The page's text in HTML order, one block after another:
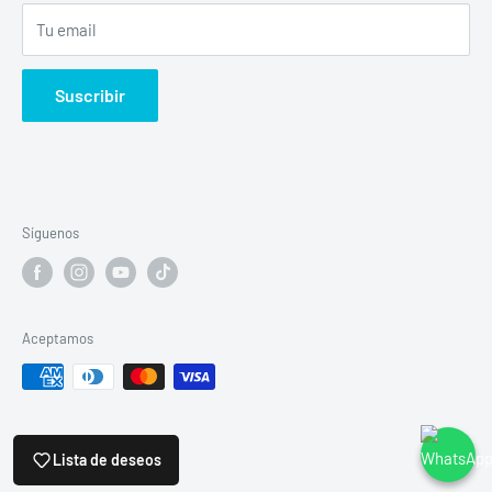
Tu email
Suscribir
Síguenos
Aceptamos
© 2026 vapohouse
Lista de deseos